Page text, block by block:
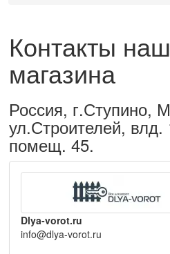
Контакты
магазина
Россия, г.Ступино,
ул.Строителей, влд.
помещ. 45.
Dlya-vorot.ru
info@dlya-vorot.ru